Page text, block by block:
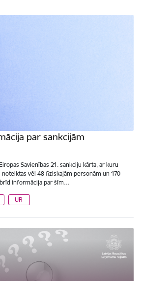
par sankcijām
Savienības 21. sankciju kārta, ar kuru
vēl 48 fiziskajām personām un 170
informācija par šīm…
UR